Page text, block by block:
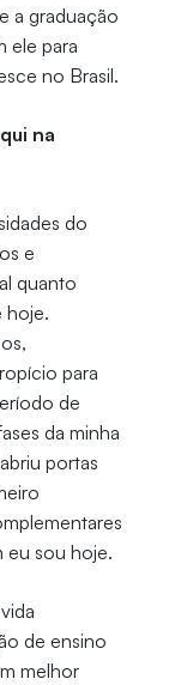
a graduação
ele para
no Brasil.
na
do
e
quanto
hoje.
para
de
da minha
portas
eu sou hoje.
de ensino
melhor